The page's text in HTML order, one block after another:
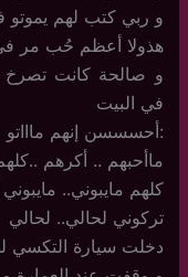
و ربي كتب لهم يموتو
هذولا أعظم حُب مر في
و صالحة كانت تصرخ
في البيت
:أحسسسن إنهم ماااتو
ماأحبهم .. أكرهم
كلهم مايبوني..
تركوني لحالي.. لحالي
دخلت سيارة التكسي